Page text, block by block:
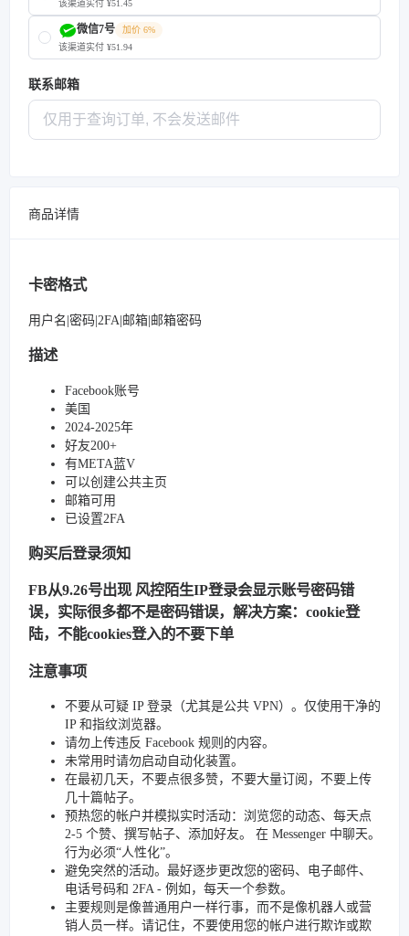
该渠道实付 ¥51.45
微信7号
加价 6%
该渠道实付 ¥51.94
联系邮箱
商品详情
卡密格式
用户名|密码|2FA|邮箱|邮箱密码
描述
Facebook账号
美国
2024-2025年
好友200+
有META蓝V
可以创建公共主页
邮箱可用
已设置2FA
购买后登录须知
FB从9.26号出现 风控陌生IP登录会显示账号密码错
误，实际很多都不是密码错误，解决方案：cookie登
陆，不能cookies登入的不要下单
注意事项
不要从可疑 IP 登录（尤其是公共 VPN）。仅使用干净的
IP 和指纹浏览器。
请勿上传违反 Facebook 规则的内容。
未常用时请勿启动自动化装置。
在最初几天，不要点很多赞，不要大量订阅，不要上传
几十篇帖子。
预热您的帐户并模拟实时活动：浏览您的动态、每天点
2-5 个赞、撰写帖子、添加好友。 在 Messenger 中聊天。
行为必须“人性化”。
避免突然的活动。最好逐步更改您的密码、电子邮件、
电话号码和 2FA - 例如，每天一个参数。
主要规则是像普通用户一样行事，而不是像机器人或营
销人员一样。请记住，不要使用您的帐户进行欺诈或欺